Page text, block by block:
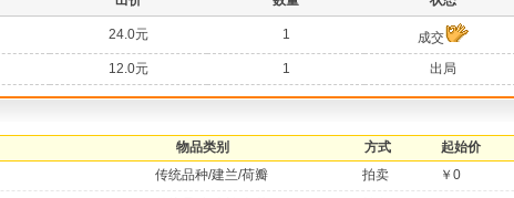
24.0元 1 成交
12.0元 1 出局
物品类别 方式 起始价
传统品种/建兰/荷瓣 拍卖 ￥0